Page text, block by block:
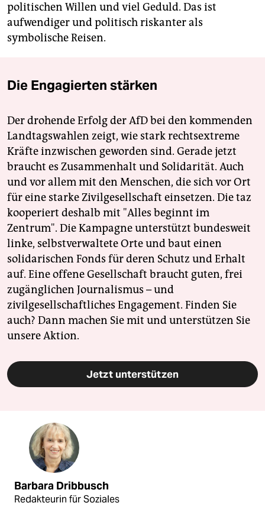
politischen Willen und viel Geduld. Das ist
aufwendiger und politisch riskanter als
symbolische Reisen.
Die Engagierten stärken
Der drohende Erfolg der AfD bei den kommenden
Landtagswahlen zeigt, wie stark rechtsextreme
Kräfte inzwischen geworden sind. Gerade jetzt
braucht es Zusammenhalt und Solidarität. Auch
und vor allem mit den Menschen, die sich vor Ort
für eine starke Zivilgesellschaft einsetzen. Die taz
kooperiert deshalb mit "Alles beginnt im
Zentrum". Die Kampagne unterstützt bundesweit
linke, selbstverwaltete Orte und baut einen
solidarischen Fonds für deren Schutz und Erhalt
auf. Eine offene Gesellschaft braucht guten, frei
zugänglichen Journalismus – und
zivilgesellschaftliches Engagement. Finden Sie
auch? Dann machen Sie mit und unterstützen Sie
unsere Aktion.
Jetzt unterstützen
Barbara Dribbusch
Redakteurin für Soziales